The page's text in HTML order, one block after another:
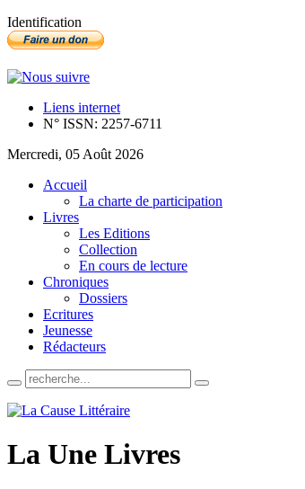
Identification
Liens internet
N° ISSN: 2257-6711
Mercredi, 05 Août 2026
Accueil
La charte de participation
Livres
Les Editions
Collection
En cours de lecture
Chroniques
Dossiers
Ecritures
Jeunesse
Rédacteurs
La Une Livres